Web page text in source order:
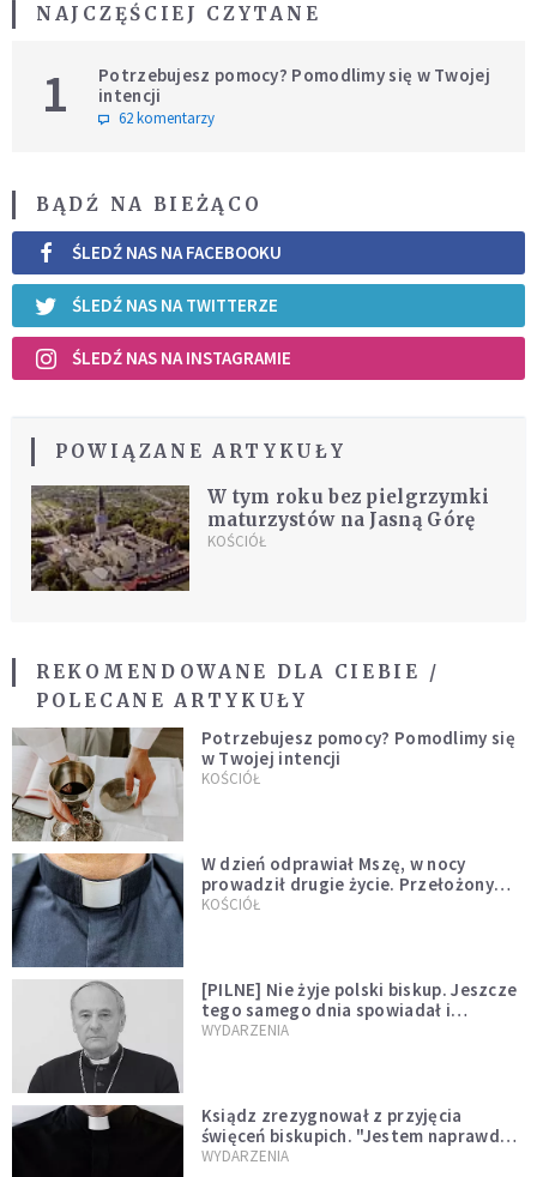
NAJCZĘŚCIEJ CZYTANE
1
Potrzebujesz pomocy? Pomodlimy się w Twojej
intencji
62 komentarzy
BĄDŹ NA BIEŻĄCO
ŚLEDŹ NAS NA FACEBOOKU
ŚLEDŹ NAS NA TWITTERZE
ŚLEDŹ NAS NA INSTAGRAMIE
POWIĄZANE ARTYKUŁY
W tym roku bez pielgrzymki
maturzystów na Jasną Górę
KOŚCIÓŁ
REKOMENDOWANE DLA CIEBIE /
POLECANE ARTYKUŁY
Potrzebujesz pomocy? Pomodlimy się
w Twojej intencji
KOŚCIÓŁ
W dzień odprawiał Mszę, w nocy
prowadził drugie życie. Przełożony
kazał mu opuścić zakon
KOŚCIÓŁ
[PILNE] Nie żyje polski biskup. Jeszcze
tego samego dnia spowiadał i
sprawował Mszę świętą
WYDARZENIA
Ksiądz zrezygnował z przyjęcia
święceń biskupich. "Jestem naprawdę
niegodny"
WYDARZENIA